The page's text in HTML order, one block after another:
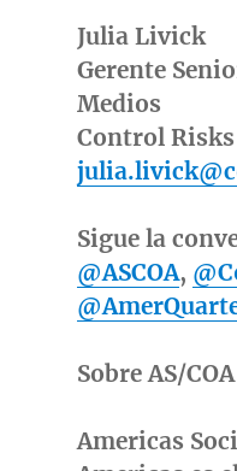
Julia Livick
Gerente
Medios
Control Risks
Sigue la
@ASCOA,
Sobre AS/COA
Americas